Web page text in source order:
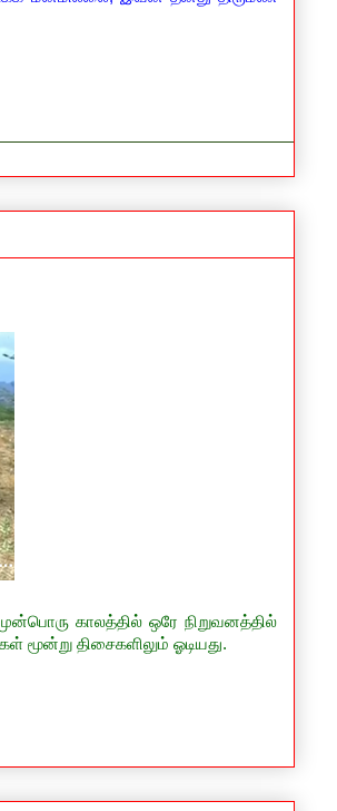
காலத்தில் ஒரே நிறுவனத்தில்
திசைகளிலும் ஓடியது.